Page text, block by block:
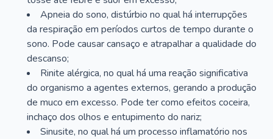
Apneia do sono, distúrbio no qual há interrupções
da respiração em períodos curtos de tempo durante o
sono. Pode causar cansaço e atrapalhar a qualidade do
descanso;
Rinite alérgica, no qual há uma reação significativa
do organismo a agentes externos, gerando a produção
de muco em excesso. Pode ter como efeitos coceira,
inchaço dos olhos e entupimento do nariz;
Sinusite, no qual há um processo inflamatório nos